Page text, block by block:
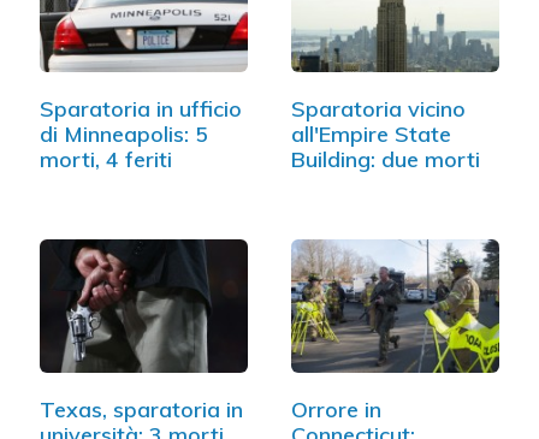
Sparatoria in ufficio
di Minneapolis: 5
morti, 4 feriti
Sparatoria vicino
all'Empire State
Building: due morti
Texas, sparatoria in
Orrore in